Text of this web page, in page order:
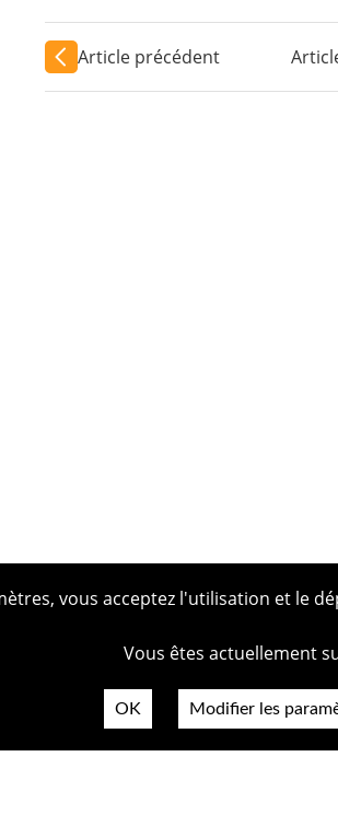
Article précédent
vous acceptez l'utilisation et le
Vous êtes actuellement
OK Modifier les